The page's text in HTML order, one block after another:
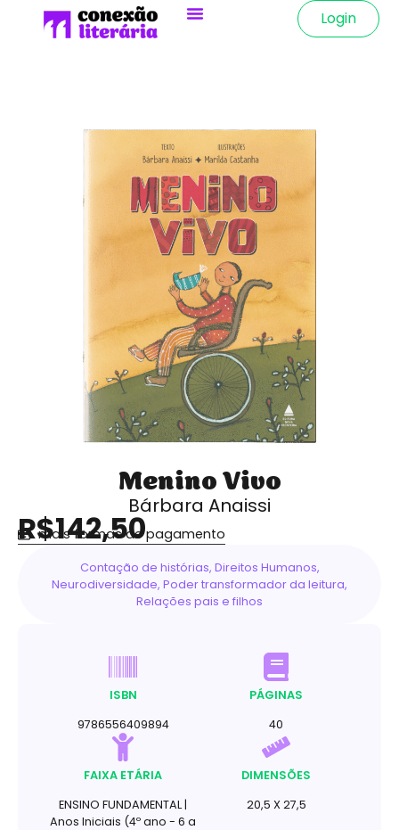
Login
Menino Vivo
Bárbara Anaissi
R$142,50
mais formas de pagamento
Contação de histórias, Direitos Humanos,
Neurodiversidade, Poder transformador da leitura,
Relações pais e filhos
ISBN
9786556409894
PÁGINAS
40
FAIXA ETÁRIA
ENSINO FUNDAMENTAL |
Anos Iniciais (4º ano - 6 a
DIMENSÕES
20,5 X 27,5